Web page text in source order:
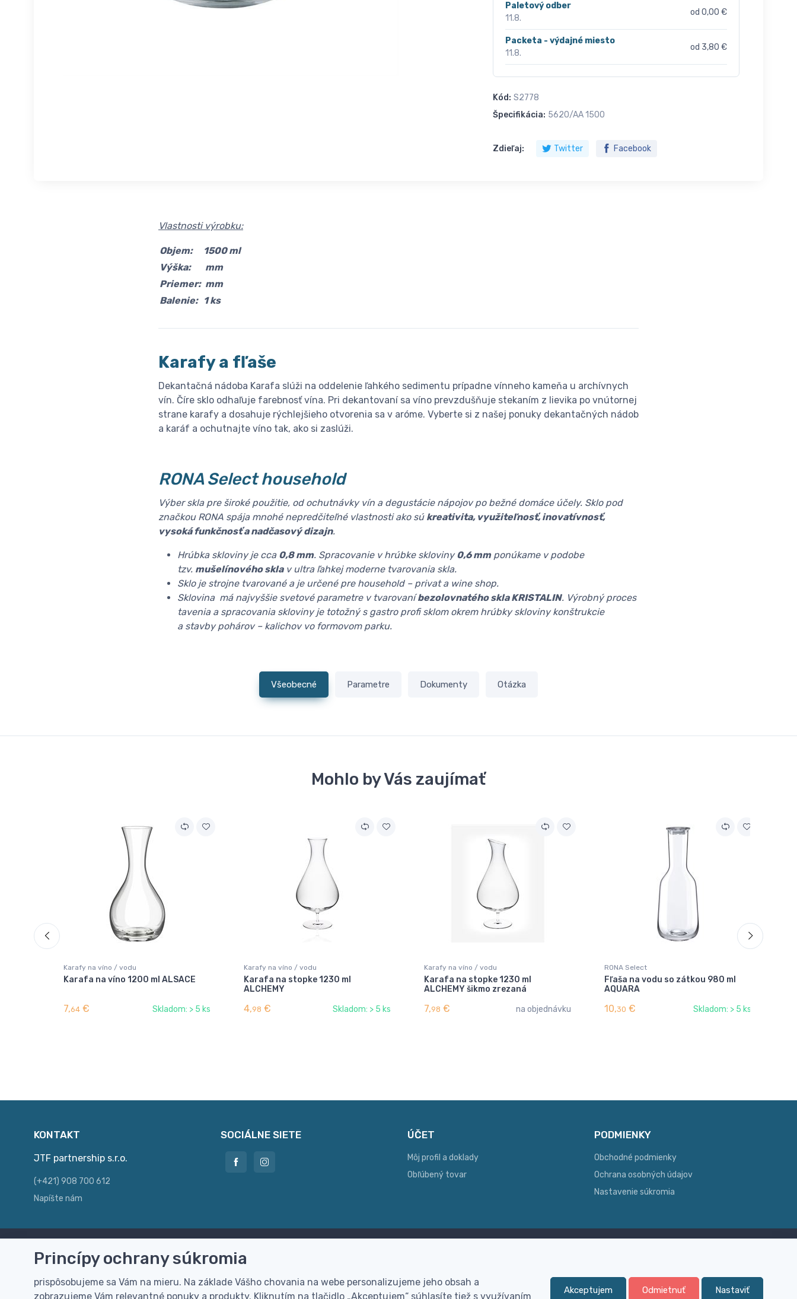
Paletový odber
11.8.
od 0,00 €
Packeta - výdajné miesto
11.8.
od 3,80 €
Kód: S2778
Špecifikácia: 5620/AA 1500
Zdieľaj: Twitter Facebook
Vlastnosti výrobku:
Objem:
1500 ml
Výška:
mm
Priemer: mm
Balenie: 1 ks
Karafy a fľaše
Dekantačná nádoba Karafa slúži na oddelenie ľahkého sedimentu prípadne vínneho kameňa u archívnych
vín. Číre sklo odhaľuje farebnosť vína. Pri dekantovaní sa víno prevzdušňuje stekaním z lievika po vnútornej
strane karafy a dosahuje rýchlejšieho otvorenia sa v aróme. Vyberte si z našej ponuky dekantačných nádob
a karáf a ochutnajte víno tak, ako si zaslúži.
RONA Select household
Výber skla pre široké použitie, od ochutnávky vín a degustácie nápojov po bežné domáce účely. Sklo pod
značkou RONA spája mnohé nepredčiteľné vlastnosti ako sú kreativita, využiteľnosť, inovatívnosť,
vysoká funkčnosť a nadčasový dizajn.
Hrúbka skloviny je cca 0,8 mm. Spracovanie v hrúbke skloviny0,6 mmponúkame v podobe
tzv. mušelínového sklav ultra ľahkej moderne tvarovania skla.
Sklo je strojne tvarované a je určené pre household – privat a wine shop.
Sklovina má najvyššie svetové parametre v tvarovaníbezolovnatého skla KRISTALIN. Výrobný proces
tavenia a spracovania skloviny je totožný s gastro profi sklom okrem hrúbky skloviny konštrukcie
a stavby pohárov – kalichov vo formovom parku.
Všeobecné Parametre Dokumenty Otázka
Mohlo by Vás zaujímať
Karafy na víno / vodu
Karafa na víno 1200 ml ALSACE
7,64 € Skladom: > 5 ks
Karafy na víno / vodu
Karafa na stopke 1230 ml
ALCHEMY
4,98 € Skladom: > 5 ks
Karafy na víno / vodu
Karafa na stopke 1230 ml
ALCHEMY šikmo zrezaná
7,98 € na objednávku
RONA Select
Fľaša na vodu so zátkou 980 ml
AQUARA
10,30 € Skladom: > 5 ks
KONTAKT
JTF partnership s.r.o.
(+421) 908 700 612
Napíšte nám
SOCIÁLNE SIETE ÚČET
Môj profil a doklady
Obľúbený tovar
PODMIENKY
Obchodné podmienky
Ochrana osobných údajov
Nastavenie súkromia
Doprava zdarma
100 EUR (bez DPH)
prevodom alebo na dobierku
Vyrobíme Vám vlastný originálny
darček
Široký sortiment, z ktorého Vám
pomôžeme vybrať
Princípy ochrany súkromia
prispôsobujeme sa Vám na mieru. Na základe Vášho chovania na webe personalizujeme jeho obsah a
zobrazujeme Vám relevantné ponuky a produkty. Kliknutím na tlačidlo „Akceptujem“ súhlasíte tiež s využívaním
Akceptujem Odmietnuť Nastaviť